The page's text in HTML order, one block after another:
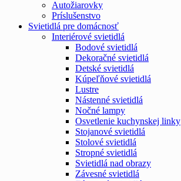
Autožiarovky
Príslušenstvo
Svietidlá pre domácnosť
Interiérové svietidlá
Bodové svietidlá
Dekoračné svietidlá
Detské svietidlá
Kúpeľňové svietidlá
Lustre
Nástenné svietidlá
Nočné lampy
Osvetlenie kuchynskej linky
Stojanové svietidlá
Stolové svietidlá
Stropné svietidlá
Svietidlá nad obrazy
Závesné svietidlá